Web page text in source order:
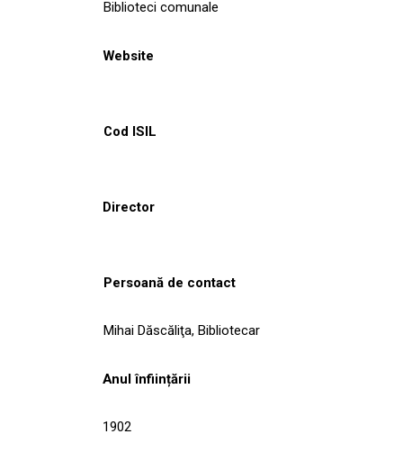
Biblioteci comunale
Website
Cod ISIL
Director
Persoană de contact
Mihai Dăscăliţa, Bibliotecar
Anul înființării
1902